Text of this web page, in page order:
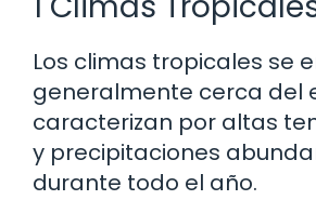
Los climas tropicales se
generalmente cerca del
caracterizan por altas
y precipitaciones
durante todo el año.